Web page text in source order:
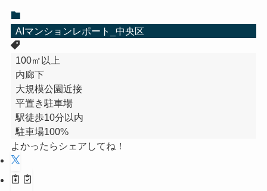
AIマンションレポート_中央区
100㎡以上
内廊下
大規模公園近接
平置き駐車場
駅徒歩10分以内
駐車場100%
よかったらシェアしてね！